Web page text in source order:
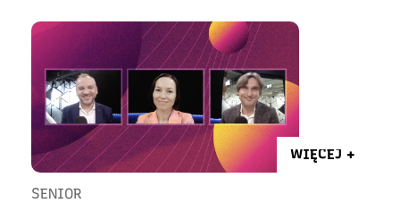
WIĘCEJ +
SENIOR